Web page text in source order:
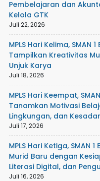
Pembelajaran dan
Kelola GTK
Juli 22, 2026
MPLS Hari Kelima, SMAN 1
Tampilkan Kreativitas
Unjuk Karya
Juli 18, 2026
MPLS Hari Keempat,
Tanamkan Motivasi
Lingkungan, dan
Juli 17, 2026
MPLS Hari Ketiga, SMAN
Murid Baru dengan
Literasi Digital, dan
Juli 16, 2026